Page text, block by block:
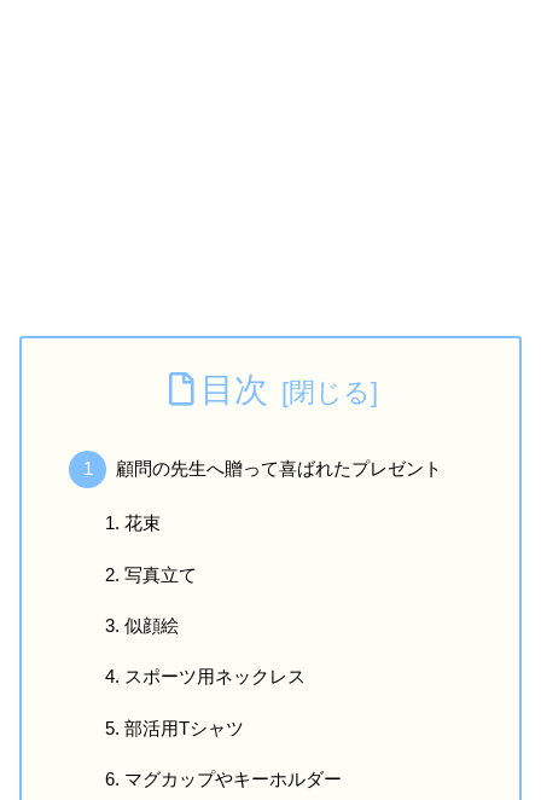
目次
顧問の先生へ贈って喜ばれたプレゼント
花束
写真立て
似顔絵
スポーツ用ネックレス
部活用Tシャツ
マグカップやキーホルダー